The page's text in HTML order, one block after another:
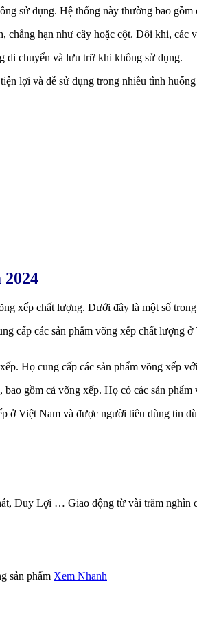
sử dụng. Hệ thống này thường bao
hạn như cây hoặc cột. Đôi khi, các
di chuyển và lưu trữ khi không sử dụng.
lợi và dễ sử dụng trong nhiều tình
xếp chất lượng. Dưới đây là một số
cấp các sản phẩm võng xếp chất
Họ cung cấp các sản phẩm võng xếp
gồm cả võng xếp. Họ có các sản
ở Việt Nam và được người tiêu dùng tin
Duy Lợi … Giao động từ vài trăm nghìn
sản phẩm Xem Nhanh